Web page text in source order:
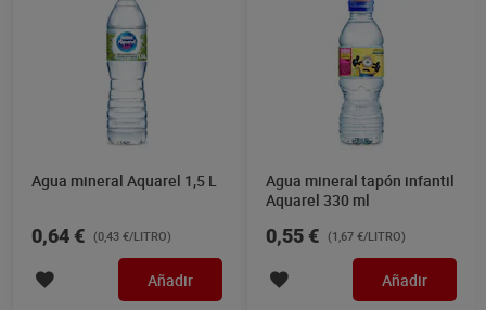
Agua mineral Aquarel 1,5 L
0,64 € (0,43 €/LITRO)
Añadir
Agua mineral tapón infantil
Aquarel 330 ml
0,55 € (1,67 €/LITRO)
Añadir